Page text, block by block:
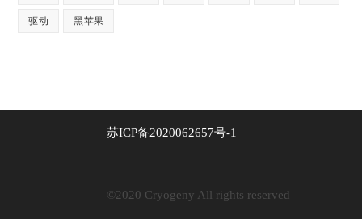
驱动 黑苹果
苏ICP备2020062657号-1
©2020 Cryogeny All rights reserved